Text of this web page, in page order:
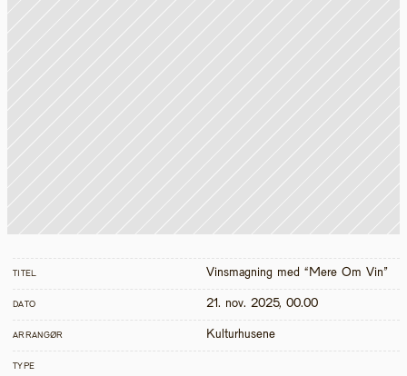
TITEL Vinsmagning med “Mere Om Vin”
DATO 21. nov. 2025, 00.00
ARRANGØR Kulturhusene
TYPE